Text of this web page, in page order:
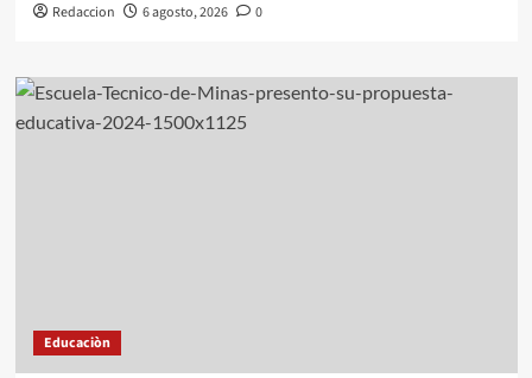
Redaccion 6 agosto, 2026 0
Educaciòn